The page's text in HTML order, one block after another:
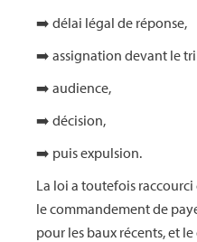
➡️ délai légal de réponse,
➡️ assignation devant le
➡️ audience,
➡️ décision,
➡️ puis expulsion.
La loi a toutefois raccourci
le commandement de
pour les baux récents, et